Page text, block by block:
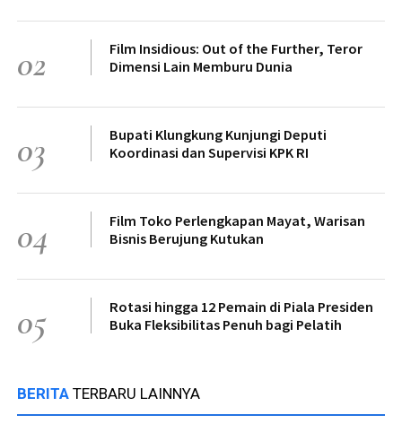
02
Film Insidious: Out of the Further, Teror
Dimensi Lain Memburu Dunia
03
Bupati Klungkung Kunjungi Deputi
Koordinasi dan Supervisi KPK RI
04
Film Toko Perlengkapan Mayat, Warisan
Bisnis Berujung Kutukan
05
Rotasi hingga 12 Pemain di Piala Presiden
Buka Fleksibilitas Penuh bagi Pelatih
BERITA TERBARU LAINNYA